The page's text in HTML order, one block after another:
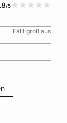
/5
Fällt groß aus